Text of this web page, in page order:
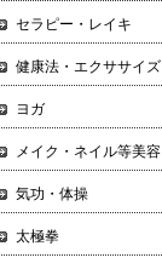
セラピー・レイキ
健康法・エクササイズ
ヨガ
メイク・ネイル等美容
気功・体操
太極拳